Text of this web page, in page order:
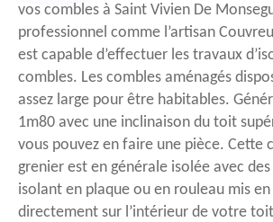
vos combles à Saint Vivien De
professionnel comme l’artisan
est capable d’effectuer les travaux
combles. Les combles aménagés
assez large pour être habitables.
1m80 avec une inclinaison du toit
vous pouvez en faire une pièce. Cette
grenier est en générale isolée avec
isolant en plaque ou en rouleau mis
directement sur l’intérieur de votre